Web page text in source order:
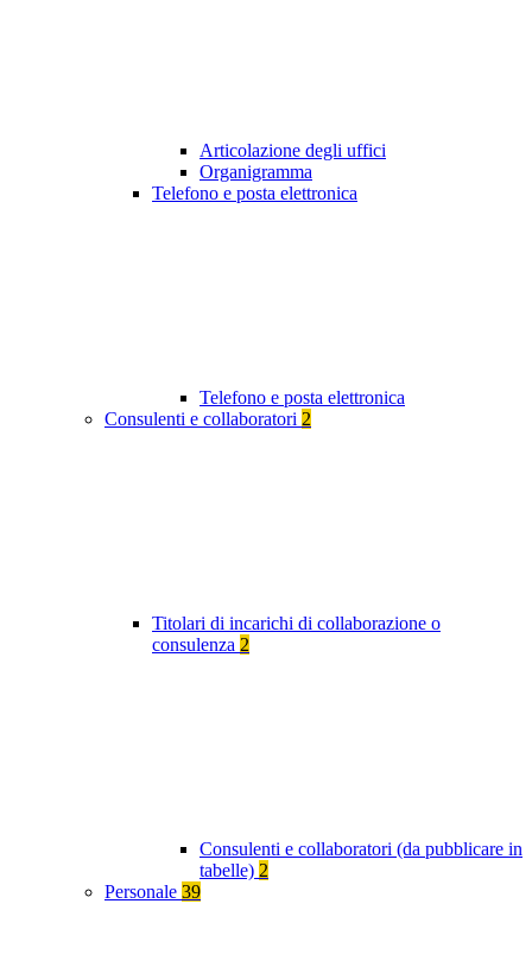
Articolazione degli uffici
Organigramma
Telefono e posta elettronica
Telefono e posta elettronica
Consulenti e collaboratori 2
Titolari di incarichi di collaborazione o
consulenza 2
Consulenti e collaboratori (da pubblicare in
tabelle) 2
Personale 39